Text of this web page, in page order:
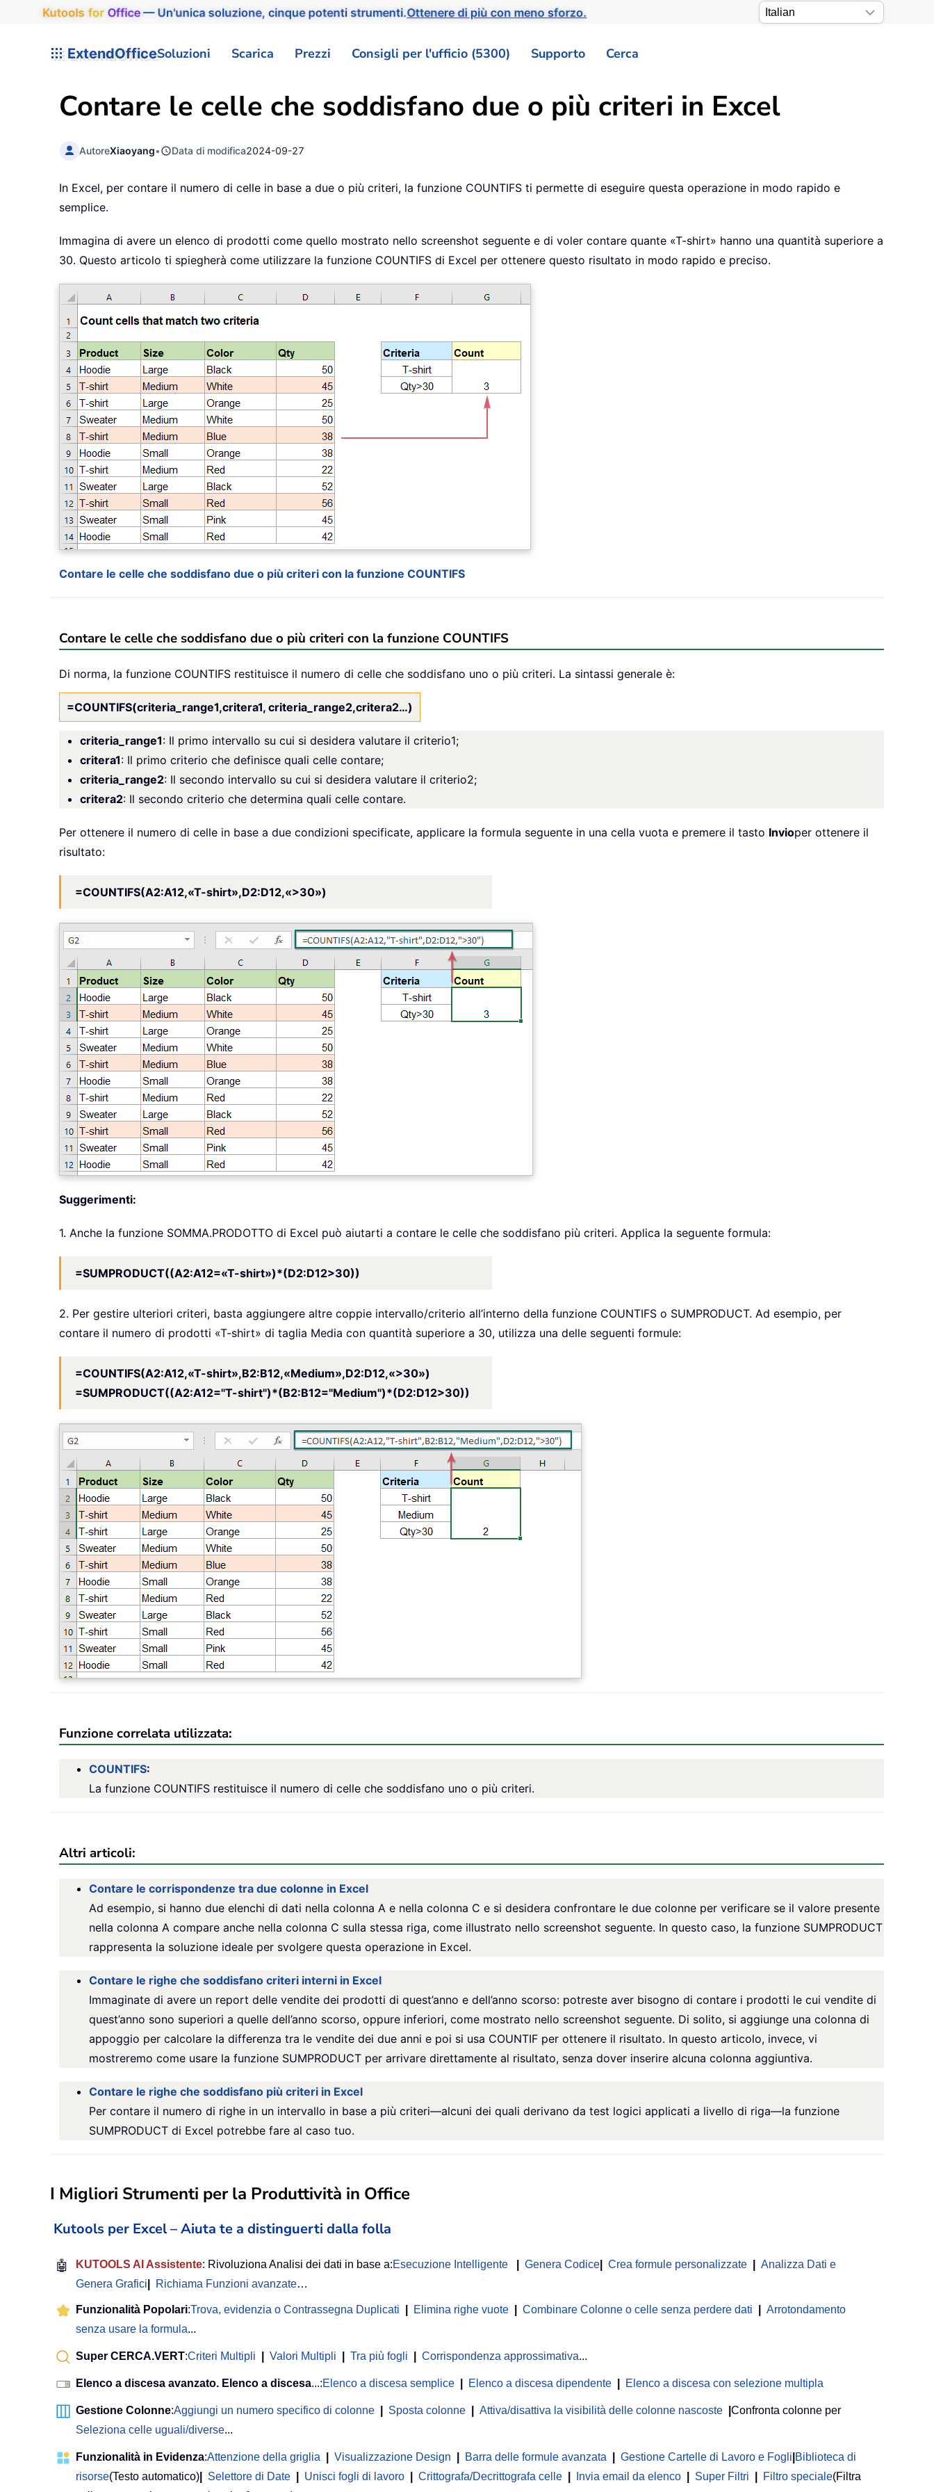
Kutools for Office— Un'unica soluzione, cinque potenti strumenti.Ottenere di più con meno sforzo.
ExtendOfficeSoluzioni Scarica Prezzi Consigli per l'ufficio (5300) Supporto Cerca
Contare le celle che soddisfano due o più criteri in Excel
AutoreXiaoyang• Data di modifica2024-09-27
In Excel, per contare il numero di celle in base a due o più criteri, la funzione COUNTIFS ti permette di eseguire questa operazione in modo rapido e
semplice.
Immagina di avere un elenco di prodotti come quello mostrato nello screenshot seguente e di voler contare quante «T-shirt» hanno una quantità superiore a
30. Questo articolo ti spiegherà come utilizzare la funzione COUNTIFS di Excel per ottenere questo risultato in modo rapido e preciso.
Contare le celle che soddisfano due o più criteri con la funzione COUNTIFS
Contare le celle che soddisfano due o più criteri con la funzione COUNTIFS
Di norma, la funzione COUNTIFS restituisce il numero di celle che soddisfano uno o più criteri. La sintassi generale è:
=COUNTIFS(criteria_range1,critera1, criteria_range2,critera2…)
criteria_range1: Il primo intervallo su cui si desidera valutare il criterio1;
critera1: Il primo criterio che definisce quali celle contare;
criteria_range2: Il secondo intervallo su cui si desidera valutare il criterio2;
critera2: Il secondo criterio che determina quali celle contare.
Per ottenere il numero di celle in base a due condizioni specificate, applicare la formula seguente in una cella vuota e premere il tasto Invioper ottenere il
risultato:
=COUNTIFS(A2:A12,«T-shirt»,D2:D12,«>30»)
Suggerimenti:
1. Anche la funzione SOMMA.PRODOTTO di Excel può aiutarti a contare le celle che soddisfano più criteri. Applica la seguente formula:
=SUMPRODUCT((A2:A12=«T-shirt»)*(D2:D12>30))
2. Per gestire ulteriori criteri, basta aggiungere altre coppie intervallo/criterio all’interno della funzione COUNTIFS o SUMPRODUCT. Ad esempio, per
contare il numero di prodotti «T-shirt» di taglia Media con quantità superiore a 30, utilizza una delle seguenti formule:
=COUNTIFS(A2:A12,«T-shirt»,B2:B12,«Medium»,D2:D12,«>30»)
=SUMPRODUCT((A2:A12="T-shirt")*(B2:B12="Medium")*(D2:D12>30))
Funzione correlata utilizzata:
COUNTIFS:
La funzione COUNTIFS restituisce il numero di celle che soddisfano uno o più criteri.
Altri articoli:
Contare le corrispondenze tra due colonne in Excel
Ad esempio, si hanno due elenchi di dati nella colonna A e nella colonna C e si desidera confrontare le due colonne per verificare se il valore presente
nella colonna A compare anche nella colonna C sulla stessa riga, come illustrato nello screenshot seguente. In questo caso, la funzione SUMPRODUCT
rappresenta la soluzione ideale per svolgere questa operazione in Excel.
Contare le righe che soddisfano criteri interni in Excel
Immaginate di avere un report delle vendite dei prodotti di quest’anno e dell’anno scorso: potreste aver bisogno di contare i prodotti le cui vendite di
quest’anno sono superiori a quelle dell’anno scorso, oppure inferiori, come mostrato nello screenshot seguente. Di solito, si aggiunge una colonna di
appoggio per calcolare la differenza tra le vendite dei due anni e poi si usa COUNTIF per ottenere il risultato. In questo articolo, invece, vi
mostreremo come usare la funzione SUMPRODUCT per arrivare direttamente al risultato, senza dover inserire alcuna colonna aggiuntiva.
Contare le righe che soddisfano più criteri in Excel
Per contare il numero di righe in un intervallo in base a più criteri—alcuni dei quali derivano da test logici applicati a livello di riga—la funzione
SUMPRODUCT di Excel potrebbe fare al caso tuo.
I Migliori Strumenti per la Produttività in Office
Kutools per Excel – Aiuta te a distinguerti dalla folla
🤖 KUTOOLS AI Assistente: Rivoluziona Analisi dei dati in base a:Esecuzione Intelligente Genera Codice Crea formule personalizzate
Analizza Dati e
Genera Grafici
Richiama Funzioni avanzate…
Funzionalità Popolari:Trova, evidenzia o Contrassegna Duplicati Elimina righe vuote Combinare Colonne o celle senza perdere dati
Arrotondamento
senza usare la formula...
Super CERCA.VERT:Criteri Multipli Valori Multipli Tra più fogli Corrispondenza approssimativa...
Elenco a discesa avanzato. Elenco a discesa...:Elenco a discesa semplice Elenco a discesa dipendente Elenco a discesa con selezione multipla
Gestione Colonne:Aggiungi un numero specifico di colonne Sposta colonne Attiva/disattiva la visibilità delle colonne nascoste
Confronta colonne per
Seleziona celle uguali/diverse...
Funzionalità in Evidenza:Attenzione della griglia Visualizzazione Design Barra delle formule avanzata Gestione Cartelle di Lavoro e Fogli Biblioteca di
risorse(Testo automatico) Selettore di Date Unisci fogli di lavoro Crittografa/Decrittografa celle Invia email da elenco Super Filtri Filtro speciale(Filtra